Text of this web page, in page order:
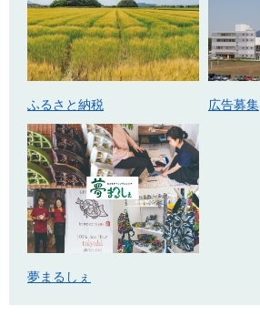
ふるさと納税 広告募集
夢まるしぇ